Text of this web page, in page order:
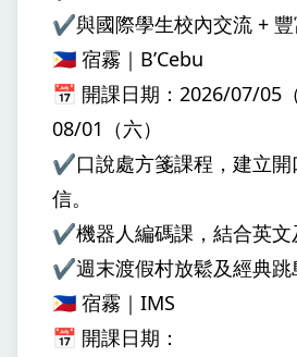
✔️與國際學生校內交流 + 豐
🇵🇭 宿霧｜B’Cebu
📅 開課日期：2026/07/05
08/01（六）
✔️口說處方箋課程，建立開
信。
✔️機器人編碼課，結合英文
✔️週末渡假村放鬆及經典跳
🇵🇭 宿霧｜IMS
📅 開課日期：